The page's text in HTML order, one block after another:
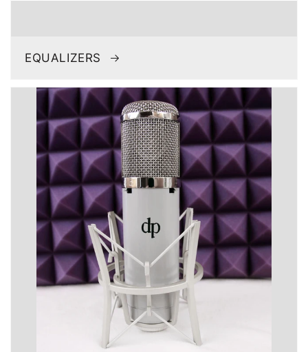
EQUALIZERS